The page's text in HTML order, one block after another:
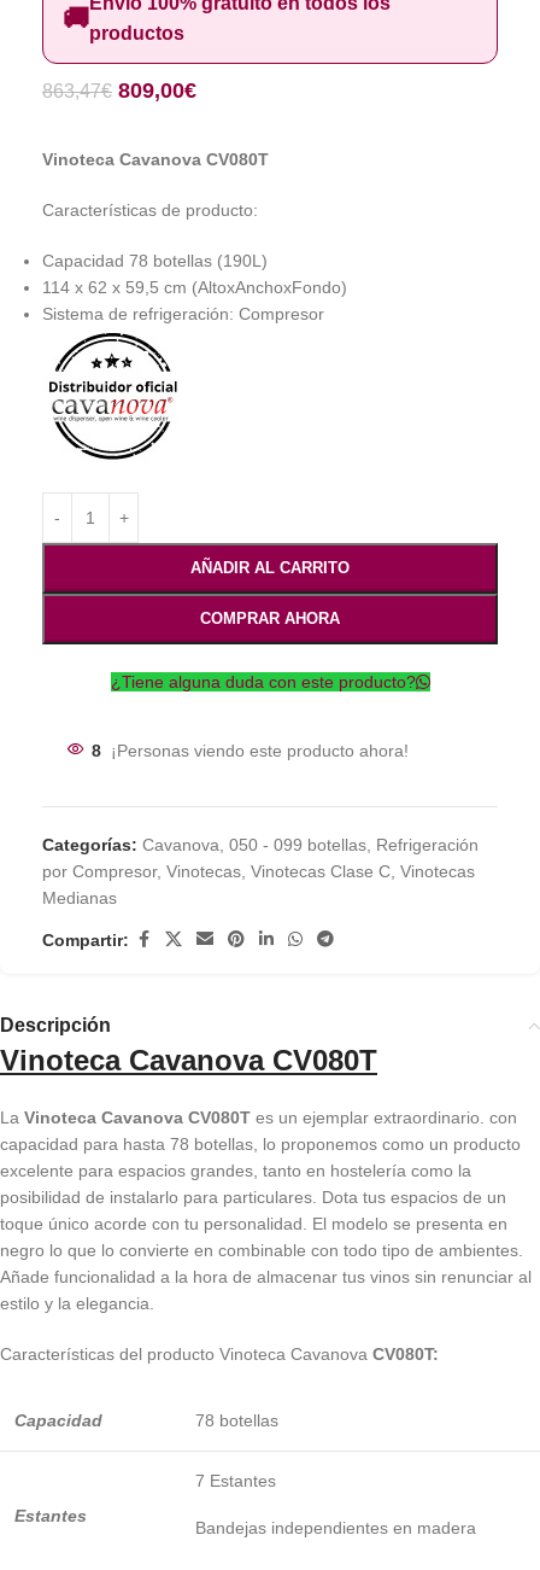
🚚productos
863,47€ 809,00€
Vinoteca Cavanova CV080T
Características de producto:
Capacidad 78 botellas (190L)
114 x 62 x 59,5 cm (AltoxAnchoxFondo)
Sistema de refrigeración: Compresor
AÑADIR AL CARRITO
COMPRAR AHORA
¿Tiene alguna duda con este producto?
8 ¡Personas viendo este producto ahora!
Categorías: Cavanova 050 - 099 botellas Refrigeración
por Compresor, Vinotecas Vinotecas Clase C Vinotecas
Medianas
Compartir:
Descripción
Vinoteca CavanovaCV080T
La Vinoteca Cavanova CV080T es un ejemplar extraordinario. con
capacidad para hasta 78 botellas, lo proponemos como un producto
excelente para espacios grandes, tanto en hostelería como la
posibilidad de instalarlo para particulares. Dota tus espacios de un
toque único acorde con tu personalidad. El modelo se presenta en
negro lo que lo convierte en combinable con todo tipo de ambientes.
Añade funcionalidad a la hora de almacenar tus vinos sin renunciar al
estilo y la elegancia.
Características del producto Vinoteca Cavanova CV080T:
Capacidad 78 botellas
Estantes
7 Estantes
Bandejas independientes en madera